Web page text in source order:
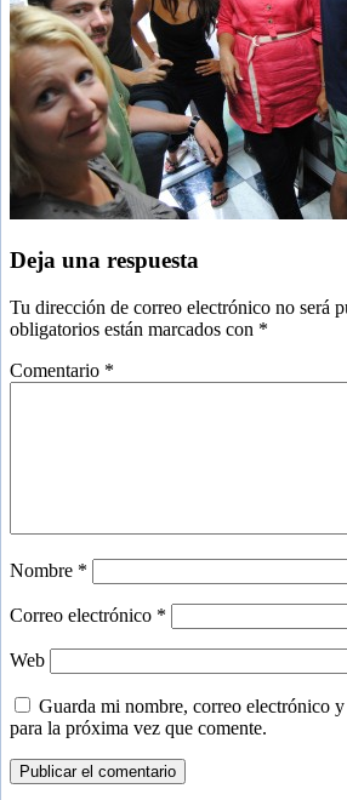
Interacciones
los
lectores
Deja una respuesta
Tu dirección de correo electrónico no será
obligatorios están marcados con *
Comentario *
Nombre *
Correo electrónico *
Web
Guarda mi nombre, correo electrónico
para la próxima vez que comente.